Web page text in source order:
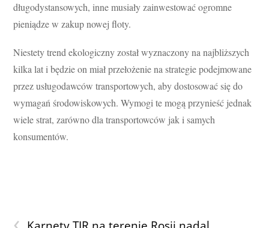
długodystansowych, inne musiały zainwestować ogromne
pieniądze w zakup nowej floty.
Niestety trend ekologiczny został wyznaczony na najbliższych
kilka lat i będzie on miał przełożenie na strategie podejmowane
przez usługodawców transportowych, aby dostosować się do
wymagań środowiskowych. Wymogi te mogą przynieść jednak
wiele strat, zarówno dla transportowców jak i samych
konsumentów.